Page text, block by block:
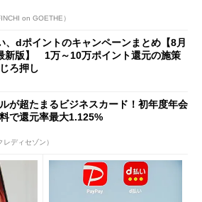
on GOETHE）
、dポイントのキャンペーンまとめ【8月
新版】 1万～10万ポイント還元の施策
ろ押し
が超たまるビジネスカード！初年度年会
で還元率最大1.125%
レディセゾン）